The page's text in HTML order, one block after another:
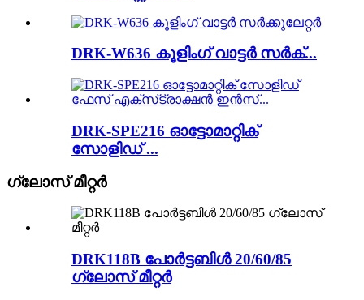
DRK-W636 കൂളിംഗ് വാട്ടർ സർക്...
DRK-SPE216 ഓട്ടോമാറ്റിക്
സോളിഡ് ...
ഗ്ലോസ് മീറ്റർ
DRK118B പോർട്ടബിൾ 20/60/85
ഗ്ലോസ് മീറ്റർ